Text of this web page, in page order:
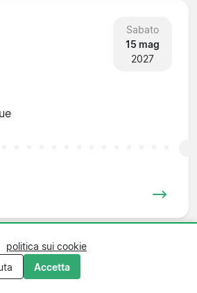
Sabato
15 mag
2027
politica sui cookie
Accetta